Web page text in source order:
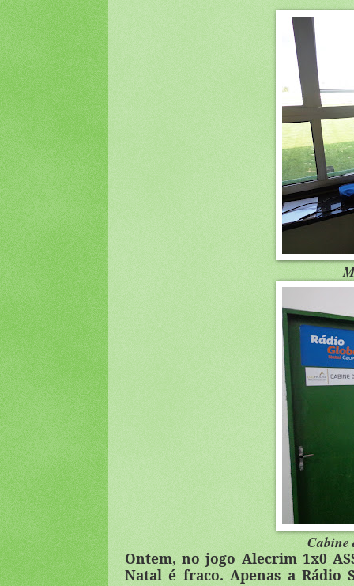
Cabine
Ontem, no jogo Alecrim 1x0
Natal é fraco. Apenas a Rádio